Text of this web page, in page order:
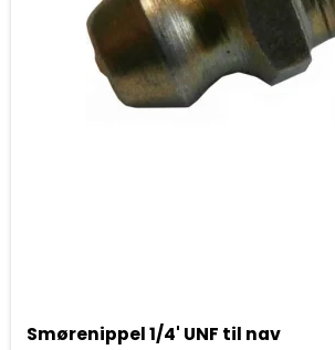
Smørenippel 1/4' UNF til nav